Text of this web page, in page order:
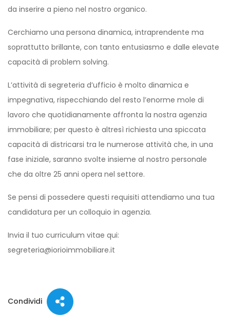
da inserire a pieno nel nostro organico.
Cerchiamo una persona dinamica, intraprendente ma
soprattutto brillante, con tanto entusiasmo e dalle elevate
capacità di problem solving.
L’attività di segreteria d’ufficio è molto dinamica e
impegnativa, rispecchiando del resto l’enorme mole di
lavoro che quotidianamente affronta la nostra agenzia
immobiliare; per questo è altresì richiesta una spiccata
capacità di districarsi tra le numerose attività che, in una
fase iniziale, saranno svolte insieme al nostro personale
che da oltre 25 anni opera nel settore.
Se pensi di possedere questi requisiti attendiamo una tua
candidatura per un colloquio in agenzia.
Invia il tuo curriculum vitae qui:
segreteria@iorioimmobiliare.it
Condividi